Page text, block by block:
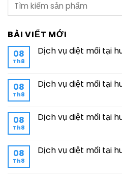
BÀI VIẾT MỚI
08
Th8
Dịch vụ diệt mối tại
08
Th8
Dịch vụ diệt mối tại
08
Th8
Dịch vụ diệt mối tại
08
Th8
Dịch vụ diệt mối tại